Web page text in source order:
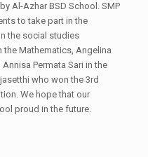
Al-Azhar BSD School. SMP
to take part in the
the social studies
the Mathematics, Angelina
Permata Sari in the
who won the 3rd
We hope that our
proud in the future.